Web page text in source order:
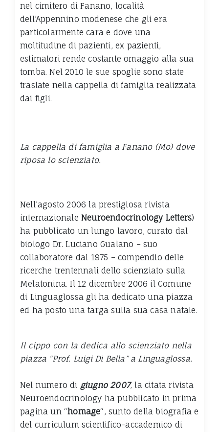
nel cimitero di Fanano, località
dell’Appennino modenese che gli era
particolarmente cara e dove una
moltitudine di pazienti, ex pazienti,
estimatori rende costante omaggio alla sua
tomba. Nel 2010 le sue spoglie sono state
traslate nella cappella di famiglia realizzata
dai figli.
La cappella di famiglia a Fanano (Mo) dove
riposa lo scienziato.
Nell’agosto 2006 la prestigiosa rivista
internazionale Neuroendocrinology Letters)
ha pubblicato un lungo lavoro, curato dal
biologo Dr. Luciano Gualano – suo
collaboratore dal 1975 – compendio delle
ricerche trentennali dello scienziato sulla
Melatonina. Il 12 dicembre 2006 il Comune
di Linguaglossa gli ha dedicato una piazza
ed ha posto una targa sulla sua casa natale.
Il cippo con la dedica allo scienziato nella
piazza “Prof. Luigi Di Bella” a Linguaglossa.
Nel numero di giugno 2007, la citata rivista
Neuroendocrinology ha pubblicato in prima
pagina un “homage“, sunto della biografia e
del curriculum scientifico-accademico di